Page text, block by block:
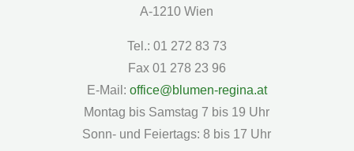
A-1210 Wien
Tel.: 01 272 83 73
Fax 01 278 23 96
E-Mail: office@blumen-regina.at
Montag bis Samstag 7 bis 19 Uhr
Sonn- und Feiertags: 8 bis 17 Uhr